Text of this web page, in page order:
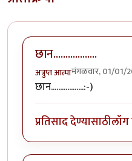
छान..................
अत्रुप्त आत्मामंगळवार, 01/01/
छान..................:-)
प्रतिसाद देण्यासाठी